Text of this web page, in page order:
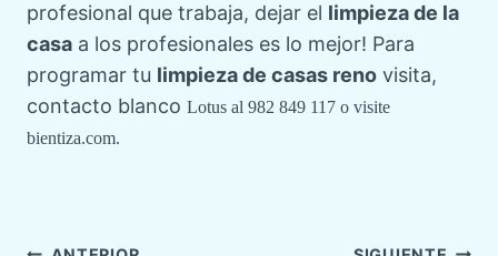
profesional que trabaja, dejar el limpieza de la
casa a los profesionales es lo mejor! Para
programar tu limpieza de casas reno visita,
contacto blanco Lotus al 982 849 117 o visite
bientiza.com.